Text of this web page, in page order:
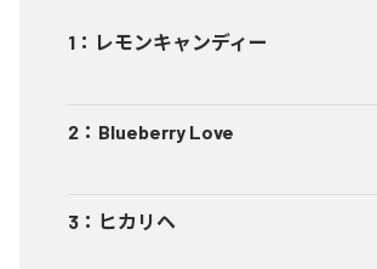
1 ： レモンキャンディー
2 ： Blueberry Love
3 ： ヒカリヘ